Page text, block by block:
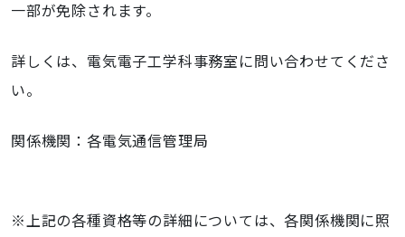
一部が免除されます。
詳しくは、電気電子工学科事務室に問い合わせてくださ
い。
関係機関：各電気通信管理局
※上記の各種資格等の詳細については、各関係機関に照